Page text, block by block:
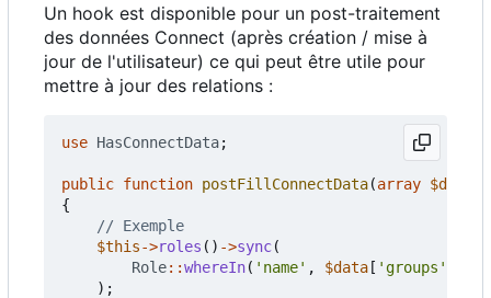
Un hook est disponible pour un post-traitement
des données Connect (après création / mise à
jour de l'utilisateur) ce qui peut être utile pour
mettre à jour des relations :
use HasConnectData;
public function postFillConnectData(array $data
{
$this->roles () ->sync(
Role::whereIn( 'name' , $data [ 'groups'
);